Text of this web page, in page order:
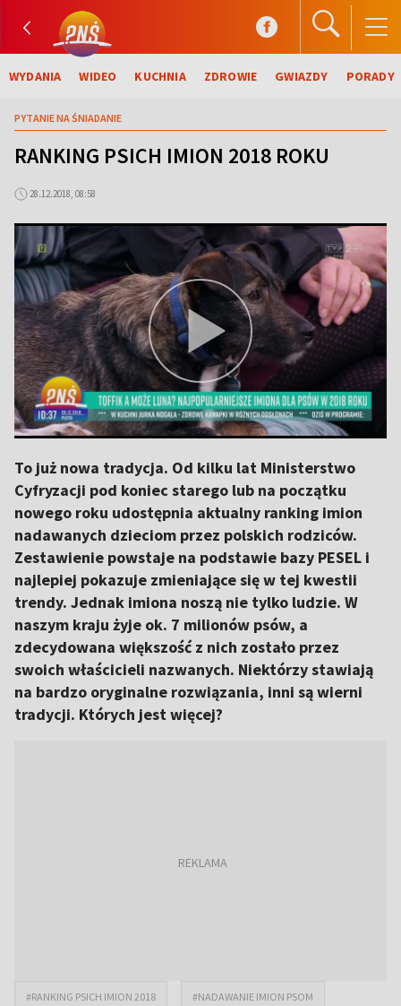
WYDANIA WIDEO KUCHNIA ZDROWIE GWIAZDY PORADY
PYTANIE NA ŚNIADANIE
RANKING PSICH IMION 2018 ROKU
28.12.2018, 08:58
To już nowa tradycja. Od kilku lat Ministerstwo
Cyfryzacji pod koniec starego lub na początku
nowego roku udostępnia aktualny ranking imion
nadawanych dzieciom przez polskich rodziców.
Zestawienie powstaje na podstawie bazy PESEL i
najlepiej pokazuje zmieniające się w tej kwestii
trendy. Jednak imiona noszą nie tylko ludzie. W
naszym kraju żyje ok. 7 milionów psów, a
zdecydowana większość z nich zostało przez
swoich właścicieli nazwanych. Niektórzy stawiają
na bardzo oryginalne rozwiązania, inni są wierni
tradycji. Których jest więcej?
#RANKING PSICH IMION 2018 #NADAWANIE IMION PSOM